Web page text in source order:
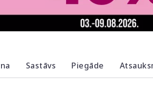
Sastāvs Piegāde